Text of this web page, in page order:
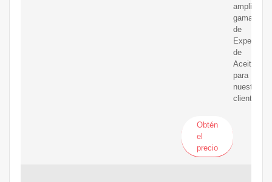
amplia
gama
de
Expeller
de
Aceite
para
nuestros
clientes.
Obtén
el
precio